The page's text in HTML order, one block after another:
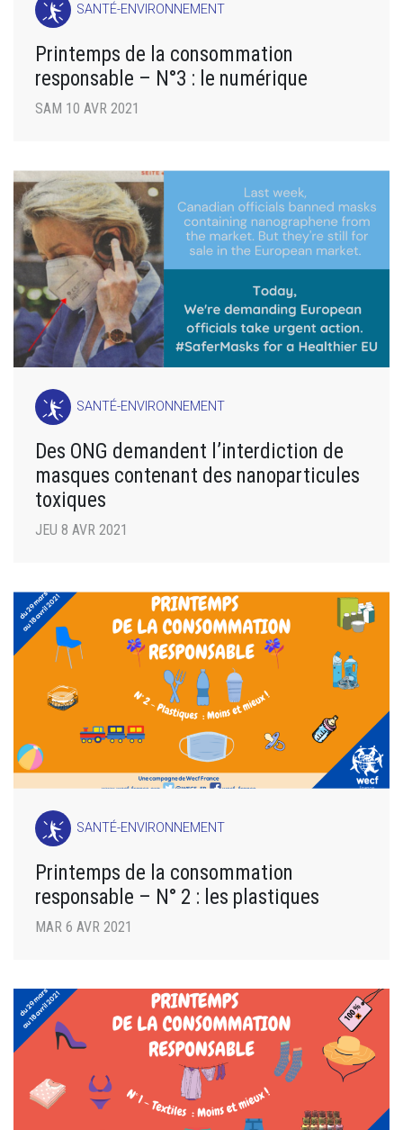
SANTÉ-ENVIRONNEMENT
Printemps de la consommation
responsable – N°3 : le numérique
SAM 10 AVR 2021
SANTÉ-ENVIRONNEMENT
Des ONG demandent l’interdiction de
masques contenant des nanoparticules
toxiques
JEU 8 AVR 2021
SANTÉ-ENVIRONNEMENT
Printemps de la consommation
responsable – N° 2 : les plastiques
MAR 6 AVR 2021